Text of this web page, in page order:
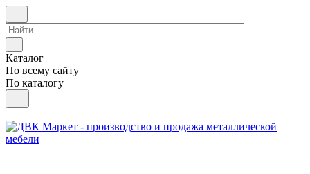
Каталог
По всему сайту
По каталогу